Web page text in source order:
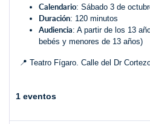
Calendario: Sábado 3 de
Duración: 120 minutos
Audiencia: A partir de los 13
bebés y menores de 13 años)
📍 Teatro Fígaro. Calle del Dr
1 eventos